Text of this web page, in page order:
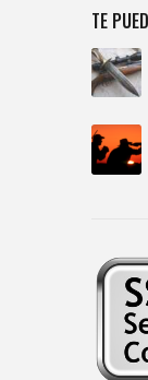
TE